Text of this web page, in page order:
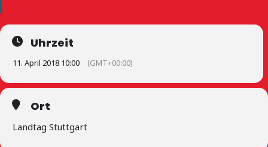
Uhrzeit
11. April 2018 10:00 (GMT+00:00)
Ort
Landtag Stuttgart